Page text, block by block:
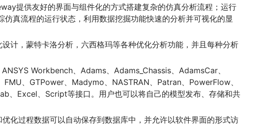
提供友好的界面与组件化的方式搭建复杂的仿真分析流程；运行
真流程的运行状态，利用数据挖掘功能快速的分析并可视化的显
计，蒙特卡洛分析，六西格玛等各种优化分析功能，并且每种分析
Workbench、Adams、Adams_Chassis、AdamsCar、
、GTPower、Madymo、NASTRAN、Patran、PowerFlow、
、Excel、Script等接口。用户也可以将自己的模型发布、存储和共
化过程数据可以自动保存到数据库中，并允许以软件界面的形式访